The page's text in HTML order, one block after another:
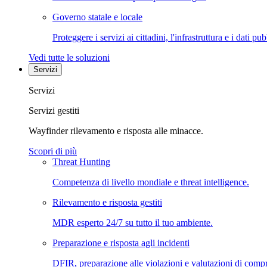
Governo statale e locale
Proteggere i servizi ai cittadini, l'infrastruttura e i dati
Vedi tutte le soluzioni
Servizi
Servizi
Servizi gestiti
Wayfinder rilevamento e risposta alle minacce.
Scopri di più
Threat Hunting
Competenza di livello mondiale e threat intelligence.
Rilevamento e risposta gestiti
MDR esperto 24/7 su tutto il tuo ambiente.
Preparazione e risposta agli incidenti
DFIR, preparazione alle violazioni e valutazioni di